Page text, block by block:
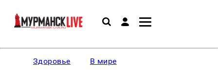
Здоровье В мире